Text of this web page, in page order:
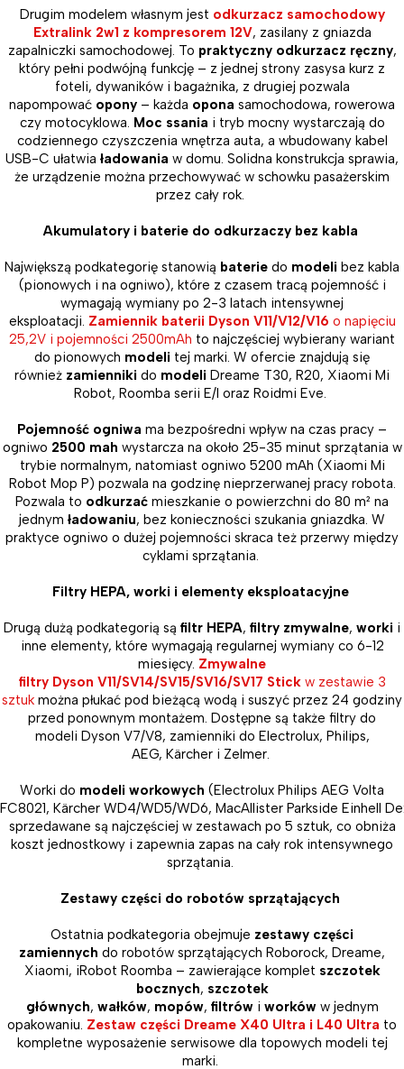
Drugim modelem własnym jest odkurzacz samochodowy
Extralink 2w1 z kompresorem 12V, zasilany z gniazda
zapalniczki samochodowej. To praktyczny odkurzacz ręczny,
który pełni podwójną funkcję – z jednej strony zasysa kurz z
foteli, dywaników i bagażnika, z drugiej pozwala
napompować opony – każda opona samochodowa, rowerowa
czy motocyklowa. Moc ssania i tryb mocny wystarczają do
codziennego czyszczenia wnętrza auta, a wbudowany kabel
USB-C ułatwia ładowania w domu. Solidna konstrukcja sprawia,
że urządzenie można przechowywać w schowku pasażerskim
przez cały rok.
Akumulatory i baterie do odkurzaczy bez kabla
Największą podkategorię stanowią baterie do modeli bez kabla
(pionowych i na ogniwo), które z czasem tracą pojemność i
wymagają wymiany po 2-3 latach intensywnej
eksploatacji. Zamiennik baterii Dyson V11/V12/V16 o napięciu
25,2V i pojemności 2500mAh to najczęściej wybierany wariant
do pionowych modeli tej marki. W ofercie znajdują się
również zamienniki do modeli Dreame T30, R20, Xiaomi Mi
Robot, Roomba serii E/I oraz Roidmi Eve.
Pojemność ogniwa ma bezpośredni wpływ na czas pracy –
ogniwo 2500 mah wystarcza na około 25-35 minut sprzątania w
trybie normalnym, natomiast ogniwo 5200 mAh (Xiaomi Mi
Robot Mop P) pozwala na godzinę nieprzerwanej pracy robota.
Pozwala to odkurzać mieszkanie o powierzchni do 80 m² na
jednym ładowaniu, bez konieczności szukania gniazdka. W
praktyce ogniwo o dużej pojemności skraca też przerwy między
cyklami sprzątania.
Filtry HEPA, worki i elementy eksploatacyjne
Drugą dużą podkategorią są filtr HEPA, filtry zmywalne, worki i
inne elementy, które wymagają regularnej wymiany co 6-12
miesięcy. Zmywalne
filtry Dyson V11/SV14/SV15/SV16/SV17 Stickw zestawie 3
sztuk można płukać pod bieżącą wodą i suszyć przez 24 godziny
przed ponownym montażem. Dostępne są także filtry do
modeli Dyson V7/V8, zamienniki do Electrolux, Philips,
AEG, Kärcher i Zelmer.
Worki do modeli workowych (Electrolux Philips AEG Volta
FC8021, Kärcher WD4/WD5/WD6, MacAllister Parkside Einhell
sprzedawane są najczęściej w zestawach po 5 sztuk, co obniża
koszt jednostkowy i zapewnia zapas na cały rok intensywnego
sprzątania.
Zestawy części do robotów sprzątających
Ostatnia podkategoria obejmuje zestawy części
zamiennych do robotów sprzątających Roborock, Dreame,
Xiaomi, iRobot Roomba – zawierające komplet szczotek
bocznych, szczotek
głównych, wałków, mopów, filtrówi workóww jednym
opakowaniu. Zestaw części Dreame X40 Ultra i L40 Ultra to
kompletne wyposażenie serwisowe dla topowych modeli tej
marki.